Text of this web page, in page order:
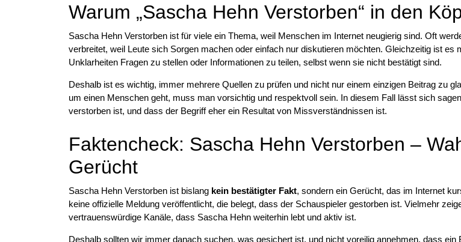
Warum „Sascha Hehn Verstorben“ in den
Sascha Hehn Verstorben ist für viele ein Thema, weil Menschen im Internet neugierig sind. Oft
verbreitet, weil Leute sich Sorgen machen oder einfach nur diskutieren möchten. Gleichzeitig ist es
Unklarheiten Fragen zu stellen oder Informationen zu teilen, selbst wenn sie nicht bestätigt sind.
Deshalb ist es wichtig, immer mehrere Quellen zu prüfen und nicht nur einem einzigen Beitrag zu
um einen Menschen geht, muss man vorsichtig und respektvoll sein. In diesem Fall lässt sich
verstorben ist, und dass der Begriff eher ein Resultat von Missverständnissen ist.
Faktencheck: Sascha Hehn Verstorben –
Gerücht
Sascha Hehn Verstorben ist bislang kein bestätigter Fakt, sondern ein Gerücht, das im Internet
keine offizielle Meldung veröffentlicht, die belegt, dass der Schauspieler gestorben ist. Vielmehr
vertrauenswürdige Kanäle, dass Sascha Hehn weiterhin lebt und aktiv ist.
Deshalb sollten wir immer danach suchen, was gesichert ist, und nicht voreilig annehmen, dass ein